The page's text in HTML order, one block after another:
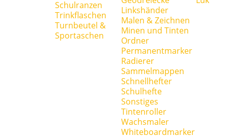
Schulranzen
Trinkflaschen
Turnbeutel &
Sportaschen
Linkshänder
Malen & Zeichnen
Minen und Tinten
Ordner
Permanentmarker
Radierer
Sammelmappen
Schnellhefter
Schulhefte
Sonstiges
Tintenroller
Wachsmaler
Whiteboardmarker